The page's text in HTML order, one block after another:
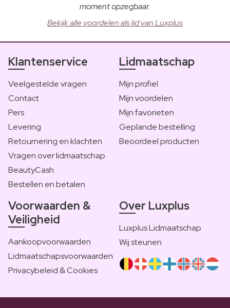
moment opzegbaar.
Bekijk alle voordelen als lid van Luxplus
Klantenservice
Veelgestelde vragen
Contact
Pers
Levering
Retournering en klachten
Vragen over lidmaatschap
BeautyCash
Bestellen en betalen
Lidmaatschap
Mijn profiel
Mijn voordelen
Mijn favorieten
Geplande bestelling
Beoordeel producten
Voorwaarden &
Veiligheid
Aankoopvoorwaarden
Lidmaatschapsvoorwaarden
Privacybeleid & Cookies
Over Luxplus
Luxplus Lidmaatschap
Wij steunen